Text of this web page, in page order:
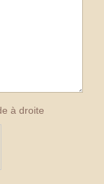
à droite